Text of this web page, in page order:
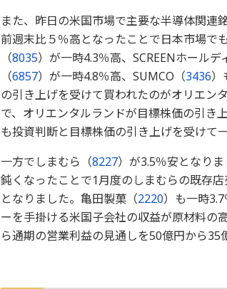
また、昨日の米国市場で主要な半導体関連
前週末比５％高となったことで日本市場で
（8035）が一時4.3％高、SCREENホールデ
（6857）が一時4.8％高、SUMCO（3436）
の引き上げを受けて買われたのがオリエン
で、オリエンタルランドが目標株価の引き
も投資判断と目標株価の引き上げを受けて
一方でしまむら（8227）が3.5％安となり
鈍くなったことで1月度のしまむらの既存
となりました。亀田製菓（2220）も一時
ーを手掛ける米国子会社の収益が原材料の
ら通期の営業利益の見通しを50億円から35